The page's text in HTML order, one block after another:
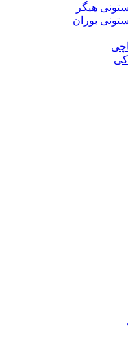
هیگر
بوران